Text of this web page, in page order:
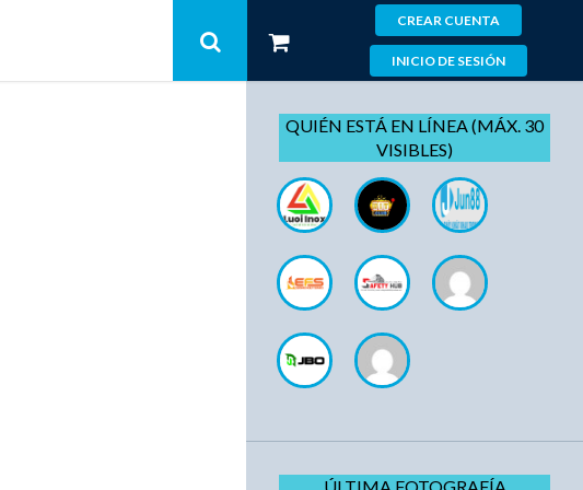
CREAR CUENTA
INICIO DE SESIÓN
QUIÉN ESTÁ EN LÍNEA (MÁX. 30
VISIBLES)